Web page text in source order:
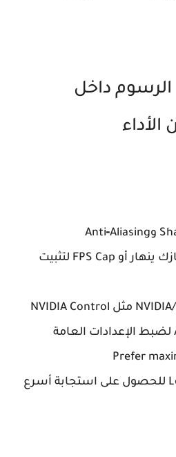
الرسوم داخل
فعّل V‑Sync إذا كان جهازك ينهار أو FPS Cap لتثبيت
استخدم أدوات من NVIDIA/AMD مثل NVIDIA Control